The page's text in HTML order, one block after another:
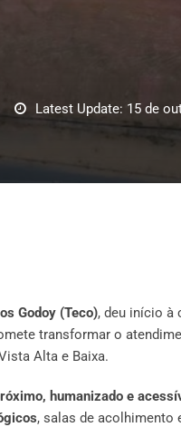
Latest Update: 15 de
Godoy (Teco), deu início à
transformar o
Alta e Baixa.
humanizado e
, salas de acolhimento